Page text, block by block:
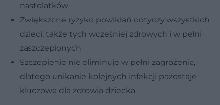
nastolatków
Zwiększone ryzyko powikłań dotyczy wszystkich
dzieci, także tych wcześniej zdrowych i w pełni
zaszczepionych
Szczepienie nie eliminuje w pełni zagrożenia,
dlatego unikanie kolejnych infekcji pozostaje
kluczowe dla zdrowia dziecka